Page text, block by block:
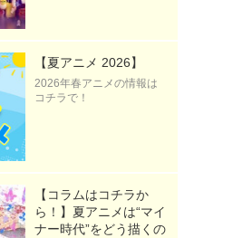
【夏アニメ 2026】
2026年春アニメの情報は
コチラで！
【コラムはコチラか
ら！】夏アニメは“マイ
ナー時代”をどう描くの